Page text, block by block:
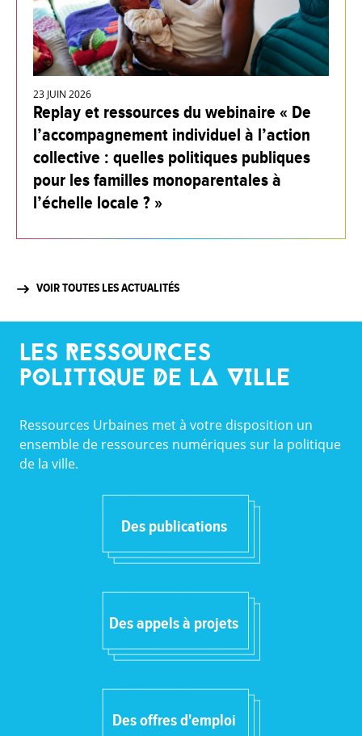
23 JUIN 2026
Replay et ressources du webinaire « De
l’accompagnement individuel à l’action
collective : quelles politiques publiques
pour les familles monoparentales à
l’échelle locale ? »
VOIR TOUTES LES ACTUALITÉS
LES RESSOURCES
POLITIQUE DE LA VILLE
Ressources Urbaines met à votre disposition un
ensemble de ressources numériques sur la politique
de la ville.
Des publications
Des appels à projets
Des offres d'emploi